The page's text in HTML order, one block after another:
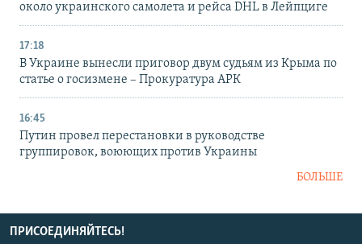
около украинского самолета и рейса DHL в Лейпциге
17:18
В Украине вынесли приговор двум судьям из Крыма по
статье о госизмене – Прокуратура АРК
16:45
Путин провел перестановки в руководстве
группировок, воюющих против Украины
БОЛЬШЕ
ПРИСОЕДИНЯЙТЕСЬ!